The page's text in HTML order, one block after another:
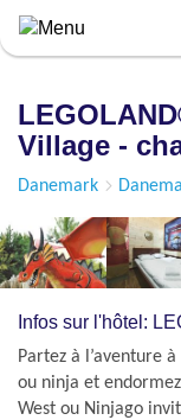
Aller
principal
Village -
Danemark
Infos sur l'hôtel:
Partez à l’aventure à
ou ninja et
West ou Ninjago